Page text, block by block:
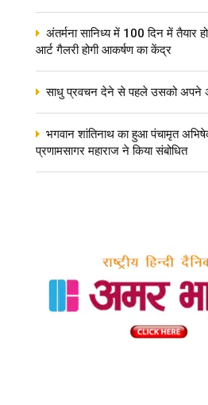
अंतर्मना सानिध्य में 100 दिन में तैयार
आर्ट गैलरी होगी आकर्षण का केंद्र
साधु प्रवचन देने से पहले उसको अपने
भगवान शांतिनाथ का हुआ पंचामृत
प्रणामसागर महाराज ने किया संबोधित